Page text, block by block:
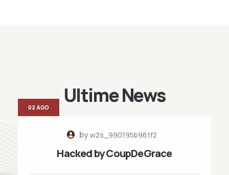
Ultime News
byw2s_990195b961f2
Hacked by CoupDeGrace
02 AGO